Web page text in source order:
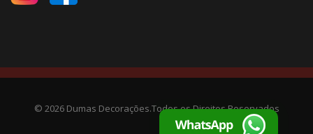
© 2026 Dumas Decorações.Todos os Direitos Reservados